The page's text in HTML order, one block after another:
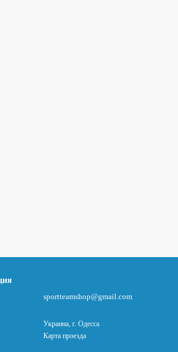
sportteamshop@gmail.com
Украина, г. Одесса
Карта проезда